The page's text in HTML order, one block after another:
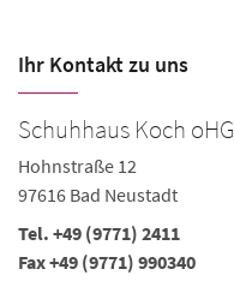
Ihr Kontakt zu uns
Schuhhaus Koch oHG
Hohnstraße 12
97616 Bad Neustadt
Tel. +49 (9771) 2411
Fax +49 (9771) 990340